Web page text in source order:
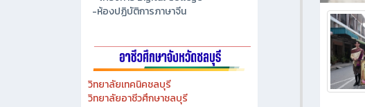
- ศูนย์ฝึกอบรมซ่อมบำรุงแขนกลและหุ่น
- โครงการ Digital College
-ห้องปฏิบัติการภาษาจีน
ข่าวสาร
ข่าวสาร